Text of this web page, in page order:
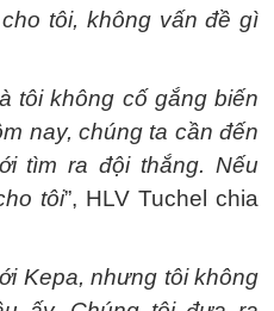
tôi, không vấn đề gì
tôi không cố gắng biến
nay, chúng ta cần đến
tìm ra đội thắng. Nếu
tôi”, HLV Tuchel chia
Kepa, nhưng tôi không